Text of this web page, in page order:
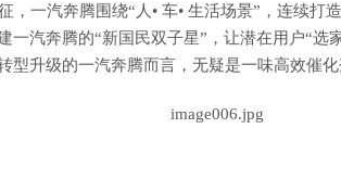
，一汽奔腾围绕“人• 车• 生活场景”，连续打
一汽奔腾的“新国民双子星”，让潜在用户“选
型升级的一汽奔腾而言，无疑是一味高效催化